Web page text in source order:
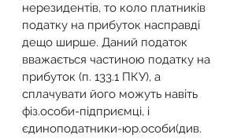
нерезидентів, то коло платників
податку на прибуток насправді
дещо ширше. Даний податок
вважається частиною податку на
прибуток (п. 133.1 ПКУ), а
сплачувати його можуть навіть
фіз.особи-підприємці, і
єдиноподатники-юр.особи(див.